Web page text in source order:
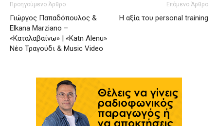
Προηγούμενο Άρθρο
Γιώργος Παπαδόπουλος &
Elkana Marziano –
«Καταλαβαίνω» | «Katn Alenu»
Νέο Τραγούδι & Music Video
Επόμενο Άρθρο
H αξία του personal training